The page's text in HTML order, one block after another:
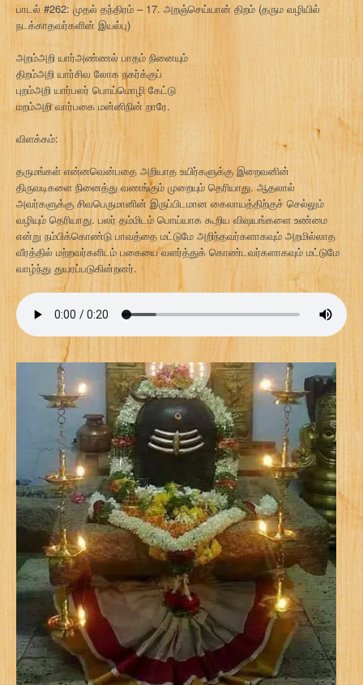
பாடல் #262: முதல் தந்திரம் – 17. அறஞ்செய்யான் திறம் (தரும வழியில்
நடக்காதவர்களின் இயல்பு)
அறம்அறி யார்அண்ணல் பாதம் நினையும்
திறம்அறி யார்சிவ லோக நகர்க்குப்
புறம்அறி யார்பலர் பொய்மொழி கேட்டு
மறம்அறி வார்பகை மன்னிநின் றாரே.
விளக்கம்:
தருமங்கள் என்னவென்பதை அறியாத உயிர்களுக்கு இறைவனின்
திருவடிகளை நினைத்து வணங்கும் முறையும் தெரியாது. ஆதலால்
அவர்களுக்கு சிவபெருமானின் இருப்பிடமான கைலாயத்திற்குச் செல்லும்
வழியும் தெரியாது. பலர் தம்மிடம் பொய்யாக கூறிய விஷயங்களை உண்மை
என்று நம்பிக்கொண்டு பாவத்தை மட்டுமே அறிந்தவர்களாகவும் அறமில்லாத
வீரத்தில் மற்றவர்களிடம் பகையை வளர்த்துக் கொண்டவர்களாகவும் மட்டுமே
வாழ்ந்து துயரப்படுகின்றனர்.